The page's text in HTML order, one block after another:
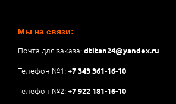
Мы на связи:
Почта для заказа:dtitan24@yandex.ru
Телефон №1:+7 343 361-16-10
Телефон №2:+7 922 181-16-10